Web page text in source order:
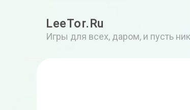
LeeTor.Ru
Игры для всех, даром, и пусть